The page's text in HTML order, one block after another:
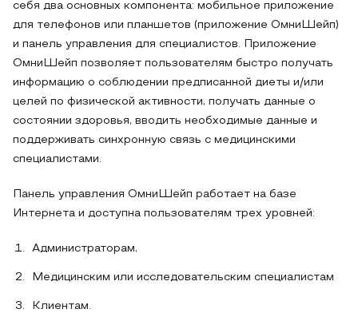
себя два основных компонента: мобильное приложение
для телефонов или планшетов (приложение ОмниШейп)
и панель управления для специалистов. Приложение
ОмниШейп позволяет пользователям быстро получать
информацию о соблюдении предписанной диеты и/или
целей по физической активности, получать данные о
состоянии здоровья, вводить необходимые данные и
поддерживать синхронную связь с медицинскими
специалистами.
Панель управления ОмниШейп работает на базе
Интернета и доступна пользователям трех уровней:
Администраторам,
Медицинским или исследовательским специалистам
Клиентам.